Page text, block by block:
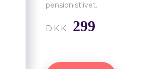
pensionistlivet.
DKK 299